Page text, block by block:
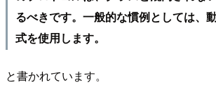
るべきです。一般的な慣例としては、
式を使用します。
と書かれています。